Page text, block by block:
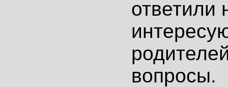
ответили
вопросы.